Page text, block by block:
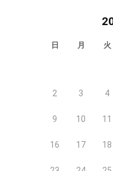
日 月 火
2 3 4
9 10 11
16 17 18